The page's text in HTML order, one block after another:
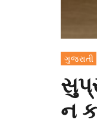
ગુજરાતી
ન